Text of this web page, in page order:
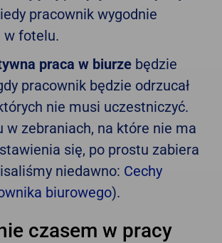
pracownik wygodnie
w fotelu.
praca w biurze będzie
pracownik będzie odrzucał
nie musi uczestniczyć.
w zebraniach, na które nie ma
się, po prostu zabiera
niedawno: Cechy
biurowego).
czasem w pracy